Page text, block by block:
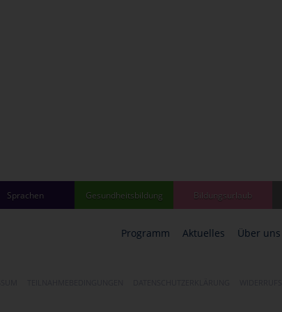
Sprachen Gesundheitsbildung Bildungsurlaub
Programm Aktuelles Über uns